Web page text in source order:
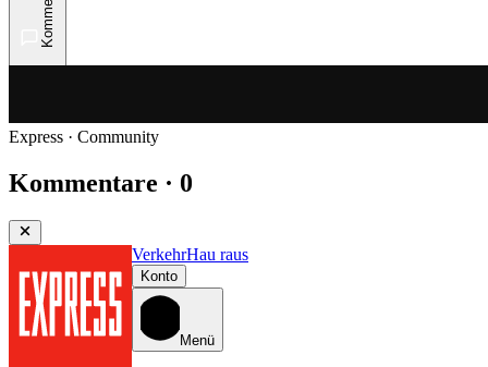
Express · Community
Kommentare · 0
VerkehrHau raus
Konto
Menü